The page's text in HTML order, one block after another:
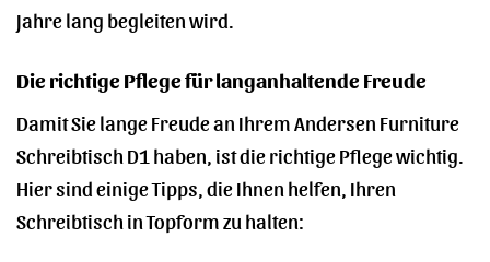
Jahre lang begleiten wird.
Die richtige Pflege für langanhaltende Freude
Damit Sie lange Freude an Ihrem Andersen Furniture
Schreibtisch D1 haben, ist die richtige Pflege wichtig.
Hier sind einige Tipps, die Ihnen helfen, Ihren
Schreibtisch in Topform zu halten: